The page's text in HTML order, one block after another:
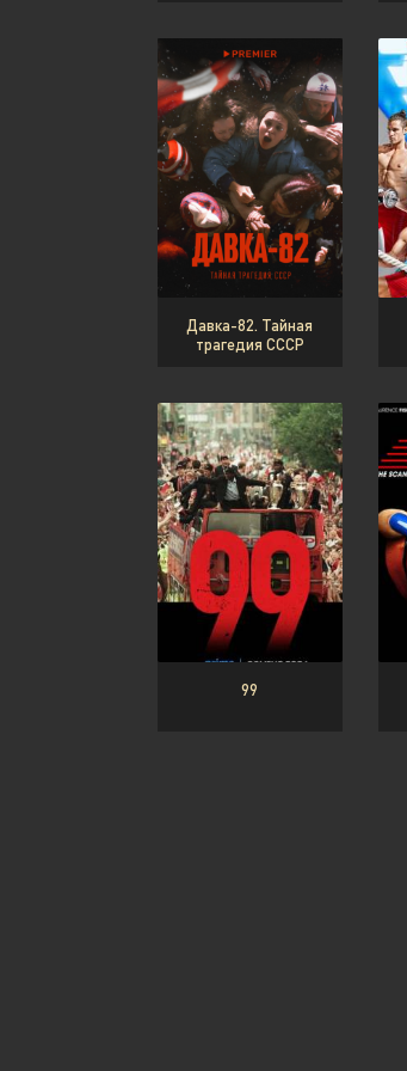
Давка-82. Тайная
трагедия СССР
99